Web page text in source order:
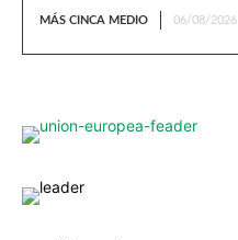
MÁS CINCA MEDIO 06/08/2026